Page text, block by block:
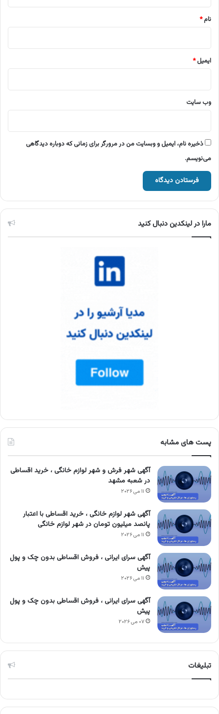
نام*
ایمیل*
وب‌ سایت
ذخیره نام، ایمیل و وبسایت من در مرورگر برای زمانی که دوباره دیدگاهی
می‌نویسم.
مارا در لینکدین دنبال کنید
پست های مشابه
آگهی شهر فرش و شهر لوازم خانگی ، خرید اقساطی
در شعبه مشهد
۱۱ می ۲۰۲۶
آگهی شهر لوازم خانگی ، خرید اقساطی با اعتبار
پانصد میلیون تومان در شهر لوازم خانگی
۱۱ می ۲۰۲۶
آگهی سرای ایرانی ، فروش اقساطی بدون چک و پول
پیش
۱۱ می ۲۰۲۶
آگهی سرای ایرانی ، فروش اقساطی بدون چک و پول
پیش
۰۷ می ۲۰۲۶
تبلیغات